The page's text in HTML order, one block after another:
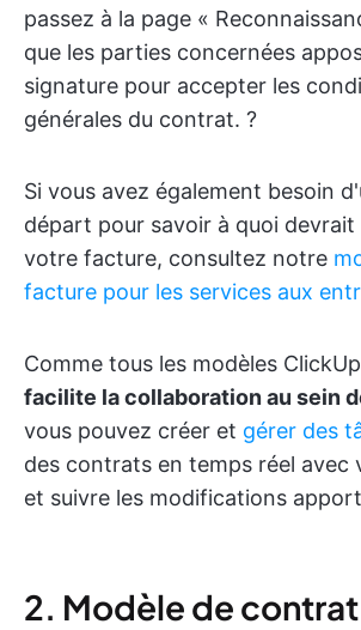
passez à la page «
que les parties concernées
signature pour accepter les
générales du contrat. ?️
Si vous avez également besoin
départ pour savoir à quoi devrait
votre facture, consultez notre
facture pour les services aux
Comme tous les modèles
facilite la collaboration au sein
vous pouvez créer et gérer des
des contrats en temps réel avec
et suivre les modifications
2. Modèle de